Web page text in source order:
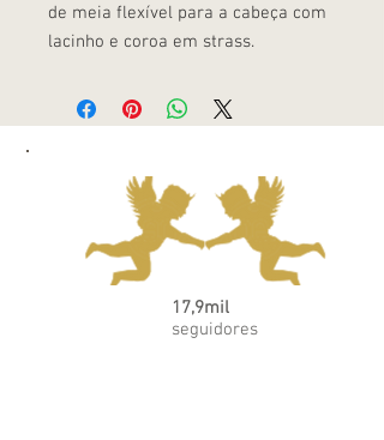
de meia flexível para a cabeça com
lacinho e coroa em strass.
17,9mil
seguidores